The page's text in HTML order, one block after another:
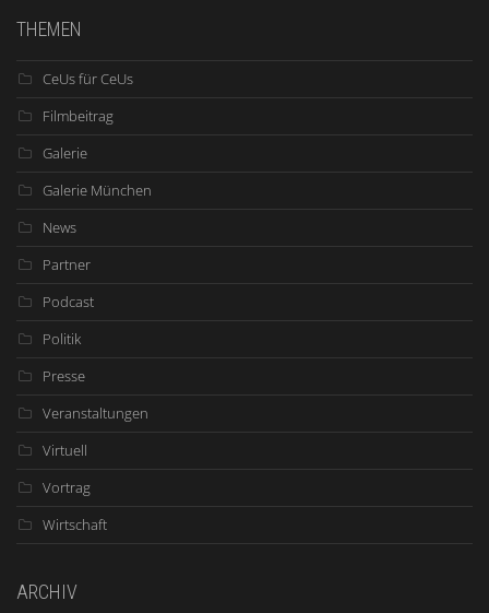
THEMEN
CeUs für CeUs
Filmbeitrag
Galerie
Galerie München
News
Partner
Podcast
Politik
Presse
Veranstaltungen
Virtuell
Vortrag
Wirtschaft
ARCHIV